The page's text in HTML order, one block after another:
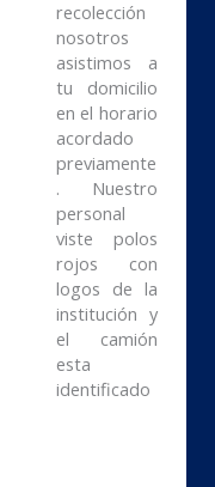
recolección
nosotros
asistimos a
tu domicilio
en el horario
acordado
previamente
. Nuestro
personal
viste polos
rojos con
logos de la
institución y
el camión
esta
identificado